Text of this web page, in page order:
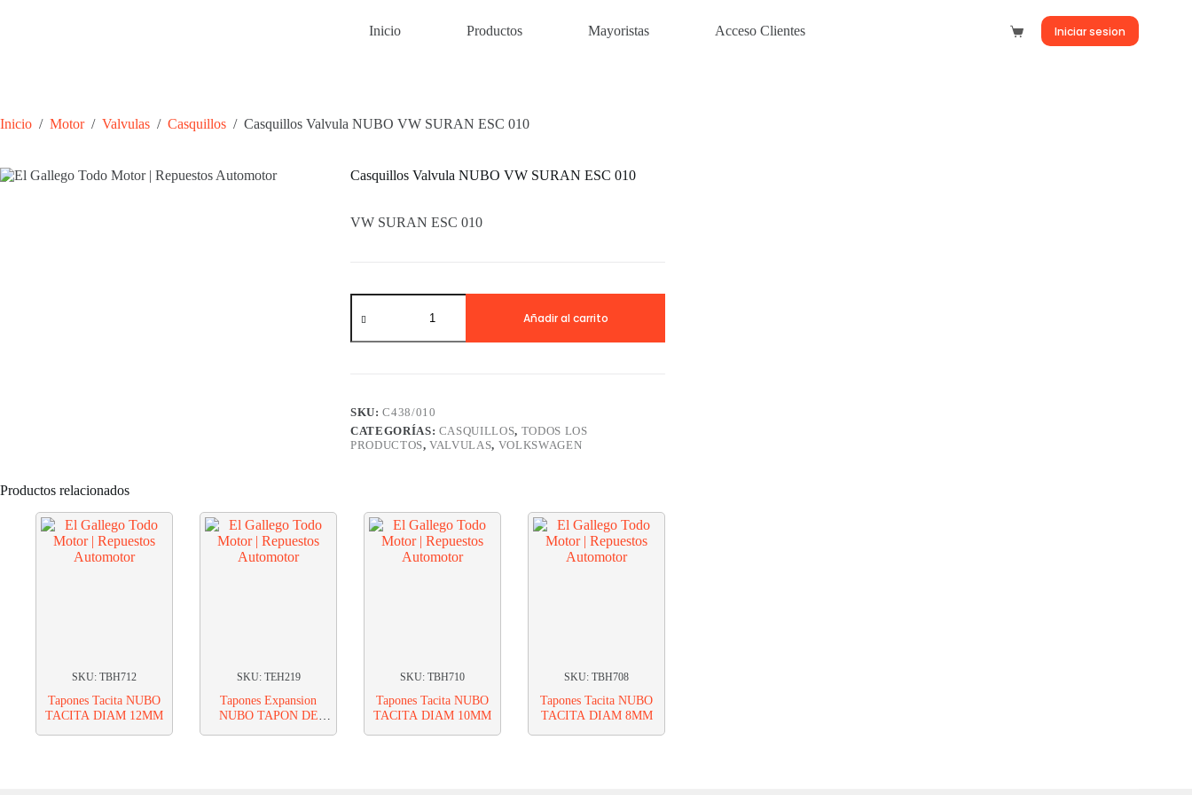
Inicio Productos Mayoristas Acceso Clientes
Carro
Iniciar sesion
Inicio / Motor / Valvulas / Casquillos / Casquillos Valvula NUBO VW SURAN ESC 010
Casquillos Valvula NUBO VW SURAN ESC 010
VW SURAN ESC 010
Casquillos
Valvula
VW
cantidad
Añadir al carrito
SKU:C438/010
CATEGORÍAS: CASQUILLOS, TODOS LOS
PRODUCTOS,VALVULAS, VOLKSWAGEN
Productos relacionados
SKU: TBH712
Tapones Tacita NUBO
TACITA DIAM 12MM
SKU: TEH219
Tapones Expansion
NUBO TAPON DE
SKU: TBH710
Tapones Tacita NUBO
TACITA DIAM 10MM
SKU: TBH708
Tapones Tacita NUBO
TACITA DIAM 8MM